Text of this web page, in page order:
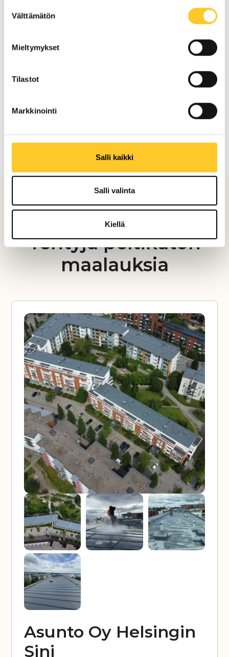
valinta
Välttämätön
Mieltymykset
Tilastot
Markkinointi
Salli kaikki
Salli valinta
Kiellä
Uudenmaan alueella,
mukaan lukien
Tehtyjä peltikaton
maalauksia
Asunto Oy Helsingin
Sini